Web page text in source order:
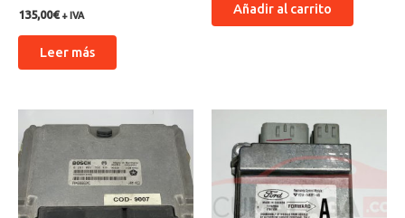
135,00€ + IVA
Leer más
Añadir al carrito